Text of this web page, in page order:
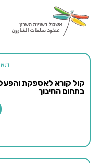
קול קורא לאספקת
בתחום החינוך